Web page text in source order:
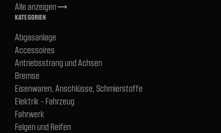
Alle anzeigentrending_flat
KATEGORIEN
Abgasanlage
Accessoires
Antriebsstrang und Achsen
Bremse
Eisenwaren, Anschlüsse, Schmierstoffe
Elektrik - Fahrzeug
Fahrwerk
Felgen und Reifen